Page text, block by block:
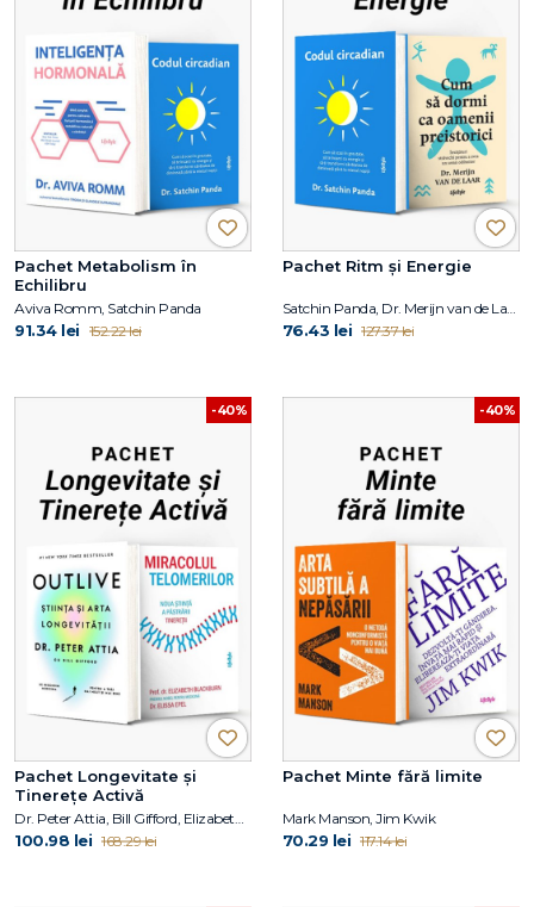
Pachet Metabolism în
Echilibru
Aviva Romm, Satchin Panda
91.34 lei 152.22 lei
Pachet Ritm și Energie
Satchin Panda, Dr. Merijn van de Laar
76.43 lei 127.37 lei
-40%
Pachet Longevitate și
Tinerețe Activă
Dr. Peter Attia, Bill Gifford, Elizabeth Blackburn, Elissa Epel
100.98 lei 168.29 lei
-40%
Pachet Minte fără limite
Mark Manson, Jim Kwik
70.29 lei 117.14 lei